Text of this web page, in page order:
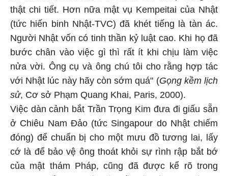
thật chi tiết. Hơn nữa mật vụ Kempeitai của Nhật
(tức hiến binh Nhật-TVC) đã khét tiếng là tàn ác.
Người Nhật vốn có tinh thần kỷ luật cao. Khi họ đã
bước chân vào việc gì thì rất ít khi chịu làm việc
nửa vời. Ông cụ và ông chú tôi cho rằng hợp tác
với Nhật lúc này hãy còn sớm quá" (Gọng kềm lịch
sử, Cơ sở Phạm Quang Khai, Paris, 2000).
Việc dàn cảnh bắt Trần Trọng Kim đưa đi giấu sẵn
ở Chiêu Nam Đảo (tức Singapour do Nhật chiếm
đóng) để chuẩn bị cho một mưu đồ tương lai, lấy
cớ là để bảo vệ ông thoát khỏi sự rình rập bắt bớ
của mật thám Pháp, cũng đã được kể rõ trong